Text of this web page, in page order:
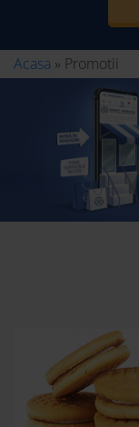
Acasa » Promotii